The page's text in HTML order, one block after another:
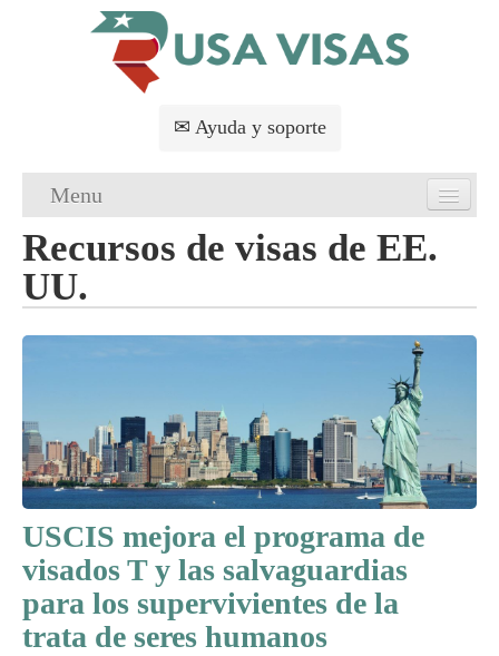
✉ Ayuda y soporte
Menu
Principal
Solicitud de visas de EE. UU.
Servicios
Recursos
Recursos de visas de EE.
UU.
USCIS mejora el programa de
visados T y las salvaguardias
para los supervivientes de la
trata de seres humanos